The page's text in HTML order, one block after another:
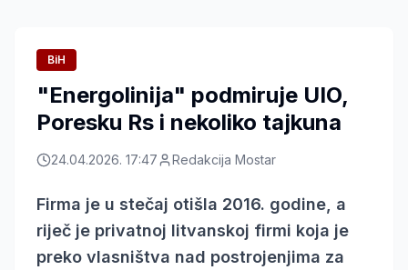
BiH
"Energolinija" podmiruje UIO,
Poresku Rs i nekoliko tajkuna
24.04.2026. 17:47 Redakcija Mostar
Firma je u stečaj otišla 2016. godine, a
riječ je privatnoj litvanskoj firmi koja je
preko vlasništva nad postrojenjima za